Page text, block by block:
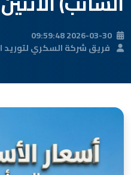
2026-03-30 09:59:48
فريق شركة السكري لتوريد